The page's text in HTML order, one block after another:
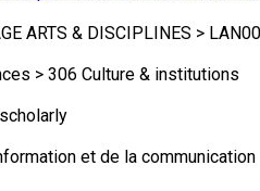
ARTS & DISCIPLINES >
> 306 Culture & institutions
et de la communication